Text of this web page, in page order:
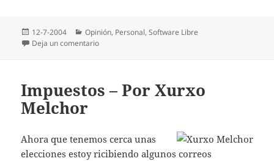
Publicado
el
12-7-2004 Categorías
Opinión, Personal,Software Libre
Deja un comentarioen El cliente de correo, una elección importante
Impuestos – Por Xurxo
Melchor
Ahora que tenemos cerca unas
elecciones estoy ricibiendo algunos correos